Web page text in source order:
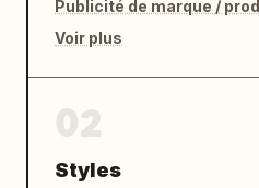
Publicité de marque /
Voir plus
Styles